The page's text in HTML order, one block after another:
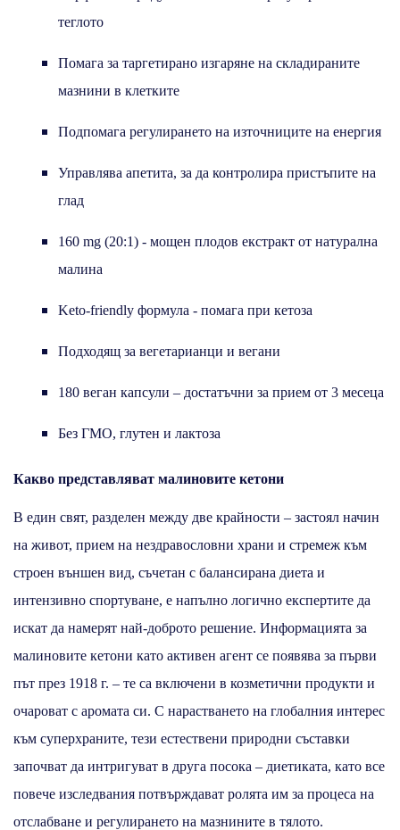
теглото
Помага за таргетирано изгаряне на складираните
мазнини в клетките
Подпомага регулирането на източниците на енергия
Управлява апетита, за да контролира пристъпите на
глад
160 mg (20:1) - мощен плодов екстракт от натурална
малина
Keto-friendly формула - помага при кетоза
Подходящ за вегетарианци и вегани
180 веган капсули – достатъчни за прием от 3 месеца
Без ГМО, глутен и лактоза
Какво представляват малиновите кетони
В един свят, разделен между две крайности – застоял начин
на живот, прием на нездравословни храни и стремеж към
строен външен вид, съчетан с балансирана диета и
интензивно спортуване, е напълно логично експертите да
искат да намерят най-доброто решение. Информацията за
малиновите кетони като активен агент се появява за първи
път през 1918 г. – те са включени в козметични продукти и
очароват с аромата си. С нарастването на глобалния интерес
към суперхраните, тези естествени природни съставки
започват да интригуват в друга посока – диетиката, като все
повече изследвания потвърждават ролята им за процеса на
отслабване и регулирането на мазнините в тялото.